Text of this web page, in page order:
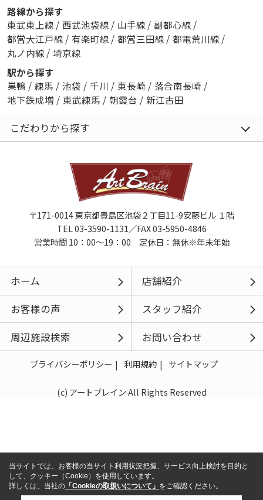
路線から探す
東武東上線 / 西武池袋線 / 山手線 / 副都心線 /
都営大江戸線 / 有楽町線 / 都営三田線 / 都電荒川線 /
丸ノ内線 / 埼京線
駅から探す
巣鴨 / 練馬 / 池袋 / 千川 / 東長崎 / 落合南長崎 /
地下鉄成増 / 東武練馬 / 朝霞台 / 新江古田
こだわりから探す
〒171-0014 東京都豊島区池袋２丁目11-9安藤ビル １階
TEL 03-3590-1131／FAX 03-5950-4846
営業時間 10：00～19：00 定休日：無休※年末年始
ホーム
店舗紹介
お客様の声
スタッフ紹介
周辺施設検索
お問い合わせ
プライバシーポリシー 利用規約 サイトマップ
(c) アートブレイン All Rights Reserved
当サイトでは、お客様の当サイト利用状況把握、サービス向上検討を目的と
して、クッキー（Cookie）を使用しています。
詳しくは、当社の 「Cookieの取扱いについて」 をご確認ください。